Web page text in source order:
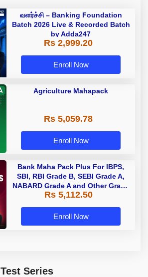
வளர்ச்சி – Banking Foundation
Batch 2026 Live & Recorded Batch
by Adda247
Rs 2,999.20
Enroll Now
Agriculture Mahapack
Rs 5,059.78
Enroll Now
Bank Maha Pack Plus For IBPS,
SBI, RBI Grade B, SEBI Grade A,
NABARD Grade A and Other Grade
A & Grade B Bank Exams
Rs 5,112.50
Enroll Now
Series